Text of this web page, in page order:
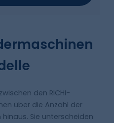
den RICHI-
über die Anzahl der
Sie unterscheiden